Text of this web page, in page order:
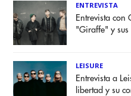
ENTREVISTA
Entrevista con
"Giraffe" y sus
LEISURE
Entrevista a
libertad y su